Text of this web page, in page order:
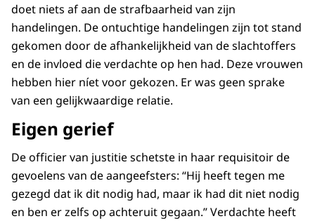
doet niets af aan de strafbaarheid van zijn
handelingen. De ontuchtige handelingen zijn tot stand
gekomen door de afhankelijkheid van de slachtoffers
en de invloed die verdachte op hen had. Deze vrouwen
hebben hier níet voor gekozen. Er was geen sprake
van een gelijkwaardige relatie.
Eigen gerief
De officier van justitie schetste in haar requisitoir de
gevoelens van de aangeefsters: “Hij heeft tegen me
gezegd dat ik dit nodig had, maar ik had dit niet nodig
en ben er zelfs op achteruit gegaan.” Verdachte heeft